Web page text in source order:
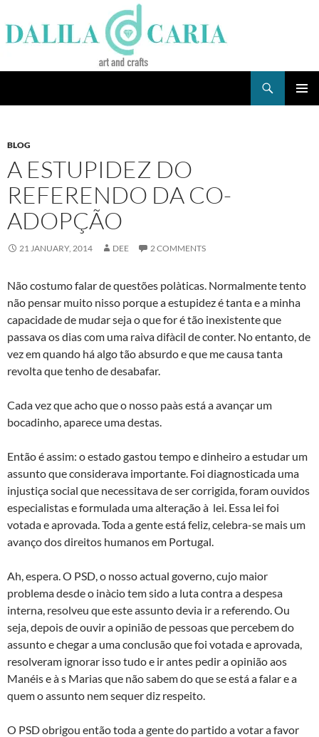
to
content
BLOG
A ESTUPIDEZ DO
REFERENDO DA CO-
ADOPÇÃO
21 JANUARY, 2014 DEE 2 COMMENTS
Não costumo falar de questões polà­ticas. Normalmente tento
não pensar muito nisso porque a estupidez é tanta e a minha
capacidade de mudar seja o que for é tão inexistente que
passava os dias com uma raiva difà­cil de conter. No entanto, de
vez em quando há algo tão absurdo e que me causa tanta
revolta que tenho de desabafar.
Cada vez que acho que o nosso paà­s está a avançar um
bocadinho, aparece uma destas.
Então é assim: o estado gastou tempo e dinheiro a estudar um
assunto que considerava importante. Foi diagnosticada uma
injustiça social que necessitava de ser corrigida, foram ouvidos
especialistas e formulada uma alteração à lei. Essa lei foi
votada e aprovada. Toda a gente está feliz, celebra-se mais um
avanço dos direitos humanos em Portugal.
Ah, espera. O PSD, o nosso actual governo, cujo maior
problema desde o inà­cio tem sido a luta contra a despesa
interna, resolveu que este assunto devia ir a referendo. Ou
seja, depois de ouvir a opinião de pessoas que percebem do
assunto e chegar a uma conclusão que foi votada e aprovada,
resolveram ignorar isso tudo e ir antes pedir a opinião aos
Manéis e à s Marias que não sabem do que se está a falar e a
quem o assunto nem sequer diz respeito.
O PSD obrigou então toda a gente do partido a votar a favor